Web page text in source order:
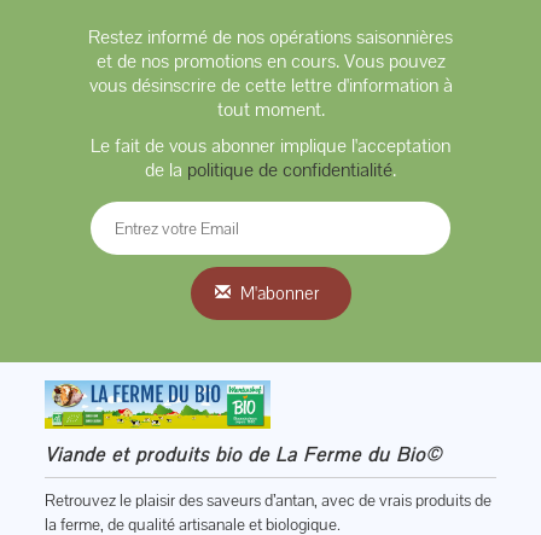
Restez informé de nos opérations saisonnières
et de nos promotions en cours. Vous pouvez
vous désinscrire de cette lettre d'information à
tout moment.
Le fait de vous abonner implique l'acceptation
de la politique de confidentialité.
M'abonner
Viande et produits bio de La Ferme du Bio©
Retrouvez le plaisir des saveurs d’antan, avec de vrais produits de
la ferme, de qualité artisanale et biologique.